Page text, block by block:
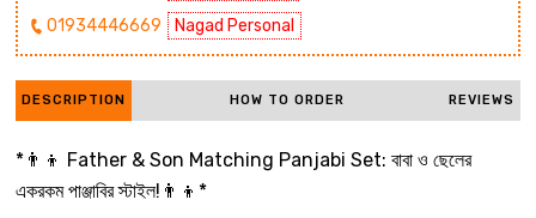
01934446669
Nagad Personal
DESCRIPTION HOW TO ORDER REVIEWS
*👨‍👦 Father & Son Matching Panjabi Set: বাবা ও ছেলের
একরকম পাঞ্জাবির স্টাইল!👨‍👦*